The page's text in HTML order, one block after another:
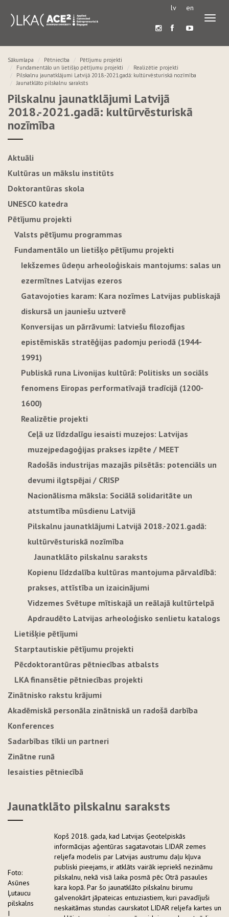
lv en
Sākumlapa Pētniecība
Pētījumu projekti
Fundamentālo un lietišķo pētījumu projekti
Realizētie projekti
Pilskalnu jaunatklājumi Latvijā 2018.-2021.gadā: kultūrvēsturiskā nozīmība
Jaunatklāto pilskalnu saraksts
Pilskalnu jaunatklājumi Latvijā
2018.-2021.gadā: kultūrvēsturiskā
nozīmība
Aktuāli
Kultūras un mākslu institūts
Doktorantūras skola
UNESCO katedra
Pētījumu projekti
Valsts pētījumu programmas
Fundamentālo un lietišķo pētījumu projekti
Iekšzemes ūdeņu arheoloģiskais mantojums: salas un
ezermītnes Latvijas ezeros
Gatavojoties karam: Kara nozīmes Latvijas publiskajā
diskursā un jauniešu uztverē
Konversijas un pārrāvumi: latviešu filozofijas
epistēmiskās stratēģijas padomju periodā (1944-
1991)
Publiskā runa Livonijas kultūrā: Politisks un sociāls
fenomens Eiropas performatīvajā tradīcijā (1200-
1600)
Realizētie projekti
Ceļā uz līdzdalīgu iesaisti muzejos: Latvijas
muzejpedagoģijas prakses izpēte / MEET
Radošās industrijas mazajās pilsētās: potenciāls un
devumi ilgtspējai / CRISP
Nacionālisma māksla: Sociālā solidaritāte un
atstumtība mūsdienu Latvijā
Pilskalnu jaunatklājumi Latvijā 2018.-2021.gadā:
kultūrvēsturiskā nozīmība
Jaunatklāto pilskalnu saraksts
Kopienu līdzdalība kultūras mantojuma pārvaldībā:
prakses, attīstība un izaicinājumi
Vidzemes Svētupe mītiskajā un reālajā kultūrtelpā
Apdraudēto Latvijas arheoloģisko senlietu katalogs
Lietišķie pētījumi
Starptautiskie pētījumu projekti
Pēcdoktorantūras pētniecības atbalsts
LKA finansētie pētniecības projekti
Zinātnisko rakstu krājumi
Akadēmiskā personāla zinātniskā un radošā darbība
Konferences
Sadarbības tīkli un partneri
Zinātne runā
Iesaisties pētniecībā
Jaunatklāto pilskalnu saraksts
Foto:
Asūnes
Ļutaucu
pilskalns
I
Kopš 2018. gada, kad Latvijas Ģeotelpiskās
informācijas aģentūras sagatavotais LIDAR zemes
reljefa modelis par Latvijas austrumu daļu kļuva
publiski pieejams, ir atklāts vairāk iepriekš nezināmu
pilskalnu, nekā visā laika posmā pēc Otrā pasaules
kara kopā. Par šo jaunatklāto pilskalnu birumu
galvenokārt jāpateicas entuziastiem, kuri pavadījuši
neskaitāmas stundas caurskatot LIDAR reljefa kartes un